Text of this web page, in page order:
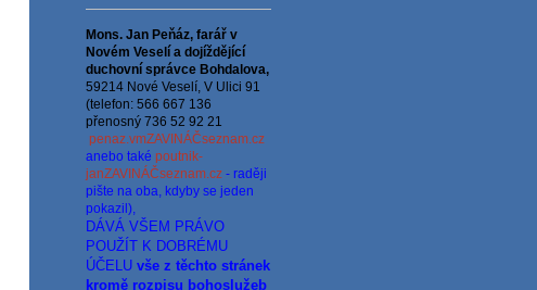
Mons. Jan Peňáz, farář v
Novém Veselí a dojíždějící
duchovní správceBohdalova,
59214 Nové Veselí, V Ulici 91
(telefon: 566 667 136
přenosný 736 52 92 21
penaz.vmZAVINÁČseznam.cz
anebo také poutnik-
janZAVINÁČseznam.cz- raději
pište na oba, kdyby se jeden
pokazil),
DÁVÁ VŠEM PRÁVO
POUŽÍT K DOBRÉMU
ÚČELU vše z těchto stránek
kromě rozpisu bohoslužeb